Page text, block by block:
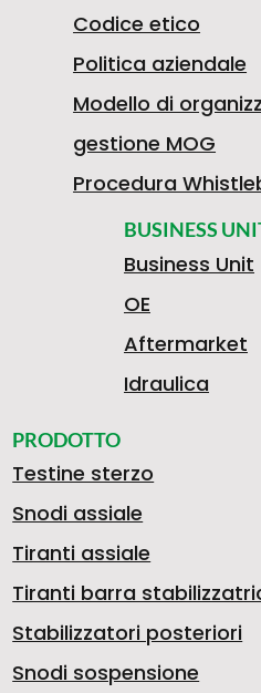
BUSINESS
Business Unit
OE
Aftermarket
Idraulica
PRODOTTO
Testine sterzo
Snodi assiale
Tiranti assiale
Tiranti barra
Stabilizzatori posteriori
Snodi sospensione
Codice etico
Politica aziendale
Modello di
gestione MOG
Procedura